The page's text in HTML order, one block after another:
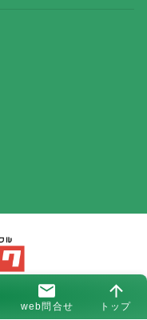
web問合せ トップ